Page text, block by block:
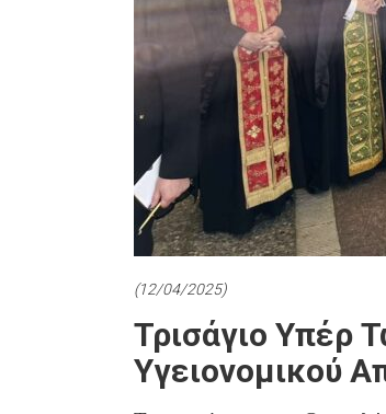
(12/04/2025)
Τρισάγιο Υπέρ
Υγειονομικού